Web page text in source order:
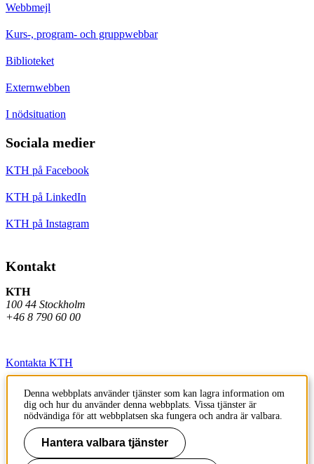
Webbmejl
Kurs-, program- och gruppwebbar
Biblioteket
Externwebben
I nödsituation
Sociala medier
KTH på Facebook
KTH på LinkedIn
KTH på Instagram
Kontakt
KTH
100 44 Stockholm
+46 8 790 60 00
Kontakta KTH
Jobba på KTH
Press och media
Faktura och betalning KTH
Denna webbplats använder tjänster som kan lagra information om
dig och hur du använder denna webbplats. Vissa tjänster är
nödvändiga för att webbplatsen ska fungera och andra är valbara.
Hantera valbara tjänster